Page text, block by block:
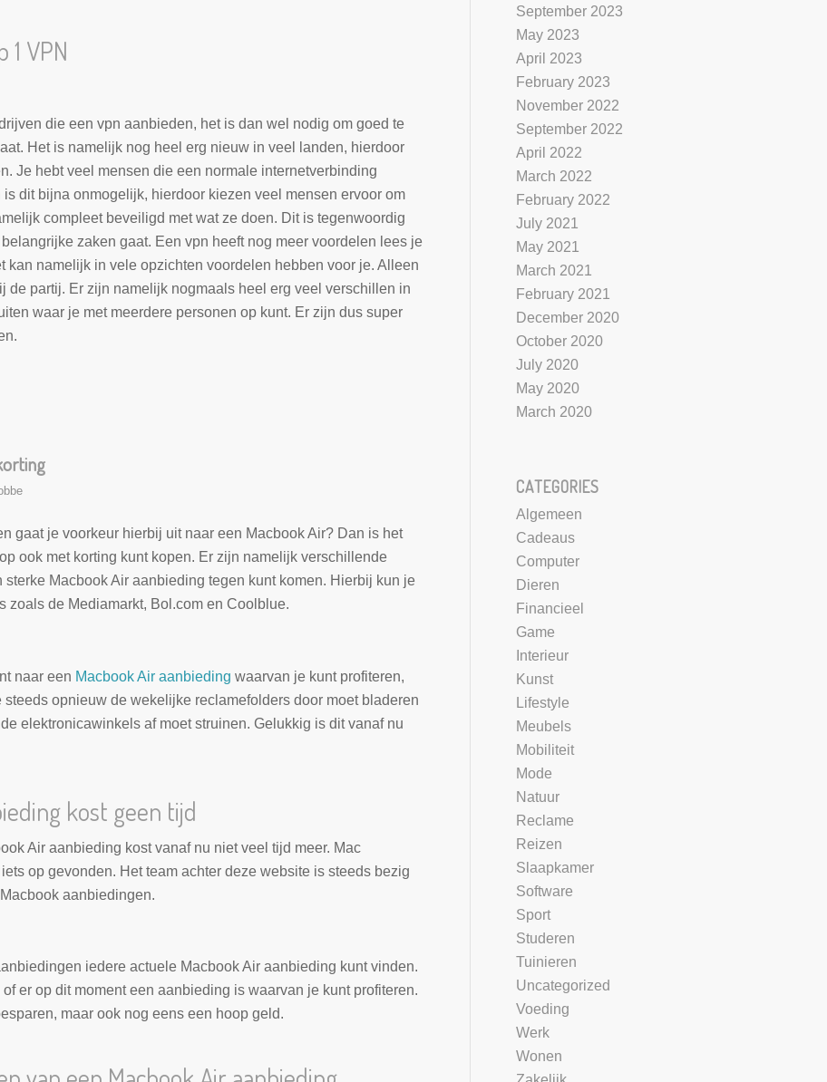
VPN
die een vpn aanbieden, het is dan wel nodig om goed te
Het is namelijk nog heel erg nieuw in veel landen, hierdoor
Je hebt veel mensen die een normale internetverbinding
dit bijna onmogelijk, hierdoor kiezen veel mensen ervoor om
compleet beveiligd met wat ze doen. Dit is tegenwoordig
zaken gaat. Een vpn heeft nog meer voordelen lees je
kan namelijk in vele opzichten voordelen hebben voor je. Alleen
de partij. Er zijn namelijk nogmaals heel erg veel verschillen in
waar je met meerdere personen op kunt. Er zijn dus super
gaat je voorkeur hierbij uit naar een Macbook Air? Dan is het
ook met korting kunt kopen. Er zijn namelijk verschillende
Macbook Air aanbieding tegen kunt komen. Hierbij kun je
zoals de Mediamarkt, Bol.com en Coolblue.
naar een Macbook Air aanbieding waarvan je kunt profiteren,
steeds opnieuw de wekelijke reclamefolders door moet bladeren
elektronicawinkels af moet struinen. Gelukkig is dit vanaf nu
kost geen tijd
Air aanbieding kost vanaf nu niet veel tijd meer. Mac
op gevonden. Het team achter deze website is steeds bezig
aanbiedingen.
iedere actuele Macbook Air aanbieding kunt vinden.
er op dit moment een aanbieding is waarvan je kunt profiteren.
maar ook nog eens een hoop geld.
September 2023
May 2023
April 2023
February 2023
November 2022
September 2022
April 2022
March 2022
February 2022
July 2021
May 2021
March 2021
February 2021
December 2020
October 2020
July 2020
May 2020
March 2020
CATEGORIES
Algemeen
Cadeaus
Computer
Dieren
Financieel
Game
Interieur
Kunst
Lifestyle
Meubels
Mobiliteit
Mode
Natuur
Reclame
Reizen
Slaapkamer
Software
Sport
Studeren
Tuinieren
Uncategorized
Voeding
Werk
Wonen